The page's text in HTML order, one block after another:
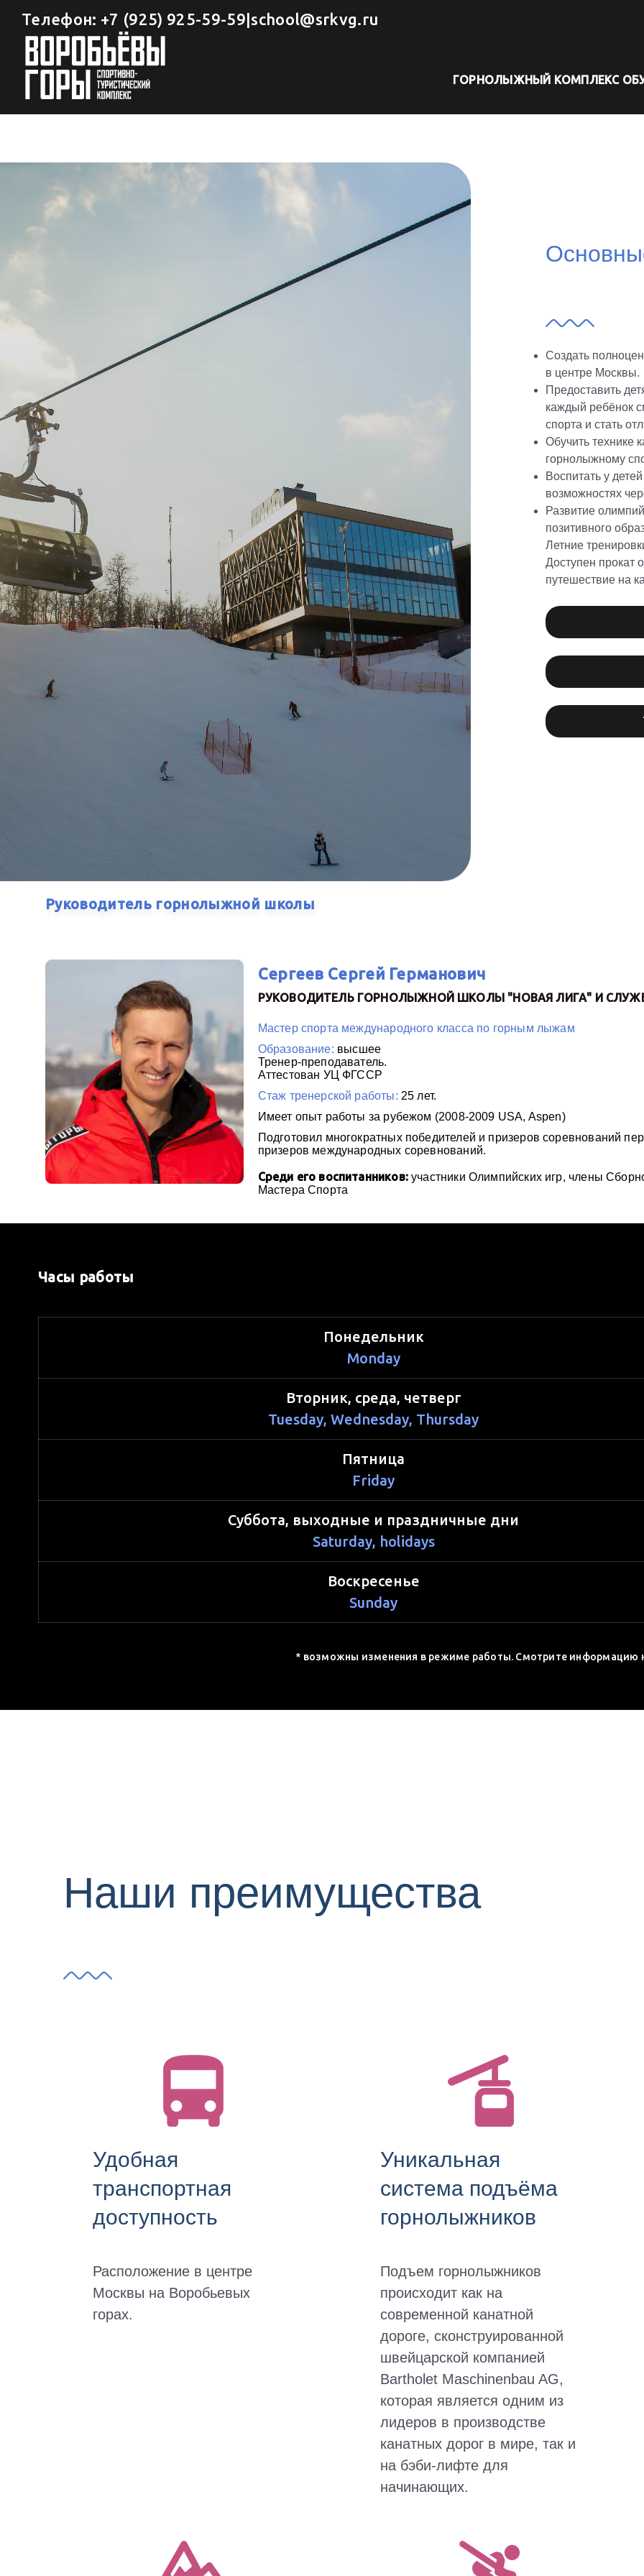
Skip
content
Телефон: +7 (925) 925-59-59|school@srkvg.ru
ГОРНОЛЫЖНЫЙ КОМПЛЕКС
Cоздать
в центре Москвы.
Предоставить
каждый ребёнок
спорта и стать
Обучить технике
горнолыжному
Воспитать у
возможностях
Развитие
позитивного
Летние
Доступен прокат
путешествие на
Руководитель горнолыжной школы
Сергеев Сергей Германович
РУКОВОДИТЕЛЬ ГОРНОЛЫЖНОЙ ШКОЛЫ "НОВАЯ ЛИГА" И
Мастер спорта международного класса по горным лыжам
Образование: высшее
Тренер-преподаватель.
Аттестован УЦ ФГССР
Стаж тренерской работы: 25 лет.
Имеет опыт работы за рубежом (2008-2009 USA, Aspen)
Подготовил многократных победителей и призеров соревнований
призеров международных соревнований.
Среди его воспитанников:участники Олимпийских игр, члены
Мастера Спорта
Часы работы
Понедельник
Monday
Вторник, среда, четверг
Tuesday, Wednesday, Thursday
Пятница
Friday
Суббота, выходные и праздничные дни
Saturday, holidays
Воскресенье
Sunday
* возможны изменения в режиме работы. Смотрите информацию
Наши преимущества
Удобная
транспортная
доступность
Расположение в центре
Москвы на Воробьевых
горах.
Уникальная
система подъёма
горнолыжников
Подъем горнолыжников
происходит как на
современной канатной
дороге, сконструированной
швейцарской компанией
Bartholet Maschinenbau AG,
которая является одним из
лидеров в производстве
канатных дорог в мире, так и
на бэби-лифте для
начинающих.